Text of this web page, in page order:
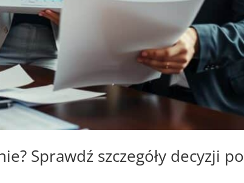
Sprawdź szczegóły decyzji po